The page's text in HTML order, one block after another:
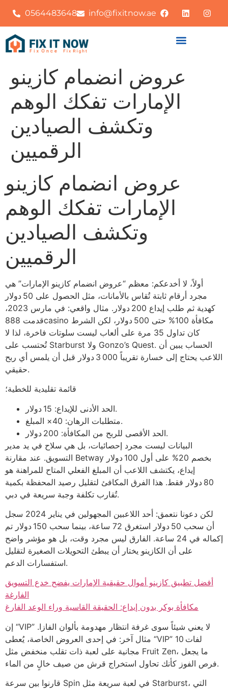
0564483648 info@fixitnow.ae
عروض انضمام كازينو
الإمارات تفكك الوهم
وتكشف الصيادين
الرقميين
عروض انضمام كازينو
الإمارات تفكك الوهم
وتكشف الصيادين
الرقميين
أولاً، لا أخدعكم: معظم “عروض انضمام كازينو الإمارات” هي
مجرد أرقام ثابتة تُقاس بالأمانات، مثل الحصول على 50 دولار
كهدية ثم طلب إيداع 200 دولار. مثال واقعي: في مارس 2023،
قدمت 888casino مكافأة 100% حتى 500 دولار، لكن الشرط
كان تداول 35 مرة على ألعاب ليست سلوتات فاخرة، لذا لا
تُحتسب على Starburst ولا Gonzo’s Quest. الحساب يبين أن
اللاعب يحتاج إلى خسارة تقريباً 3 000 دولار قبل أن يلمس أي ربح
حقيقي.
قائمة تقليدية للخطية؛
الحد الأدنى للإيداع: 15 دولار.
متطلبات الرهان: 40× المبلغ.
الحد الأقصى للربح من المكافأة: 200 دولار.
البيانات ليست مجرد إحصائيات، بل هي سلاح في يد مدير
التسويق. عند مقارنة Betway بخصم 20% على أول 100 دولار
إيداع، يكتشف اللاعب أن المبلغ الفعلي المتاح للمراهنة هو
80 دولار فقط. هذا الفرق المكافئ لتقليل رصيد المحفظة بكمية
تُقارب تكلفة وجبة سريعة في دبي.
لكن دعونا نتعمق: أحد اللاعبين المجهولين في يناير 2024 سجل
أن سحب 50 دولار استغرق 72 ساعة، بينما سحب 150 دولار تم
إكماله في 24 ساعة. الفارق ليس مجرد وقت، بل هو مؤشر واضح
على أن الكازينو يختار أن يبطئ التحويلات الصغيرة لتقليل
استفسارات الدعم.
أفضل تطبيق كازينو أموال حقيقية الإمارات يفضح خدع التسويق
الفارغة
مكافأة بوكر بدون إيداع: الحقيقة القاسية وراء الوعد الفارغ
إن “VIP” لا يعني شيئاً سوى غرفة انتظار مهدومة بألوان الفازا.
مثال آخر: في إحدى العروض الخاصة، يُعطى “VIP” 10 لفات
مجانية على لعبة ذات تقلب منخفض مثل Fruit Zen، ما يجعل
فرص الفوز كأنك تحاول استخراج قرش من صيف خالٍ من الماء.
قارنوا بين سرعة Spin في لعبة سريعة مثل Starburst، التي